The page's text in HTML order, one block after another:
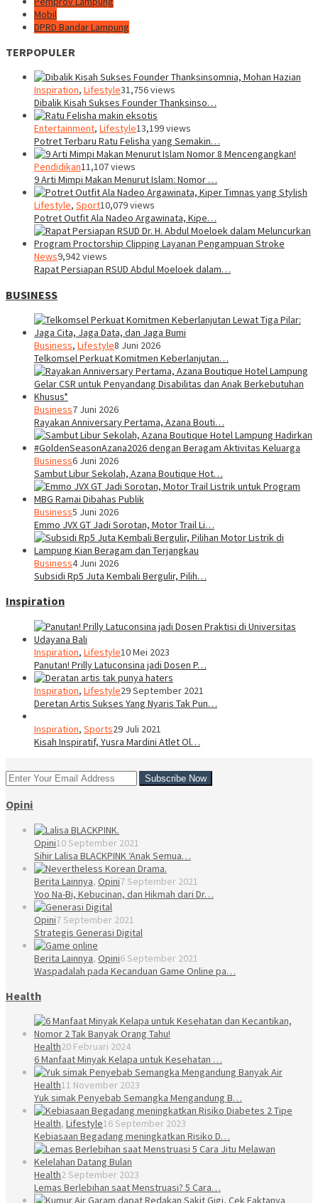
Mobil
DPRD Bandar Lampung
TERPOPULER
Inspiration, Lifestyle31,756 views
Dibalik Kisah Sukses Founder Thanksinso…
Entertainment, Lifestyle13,199 views
Potret Terbaru Ratu Felisha yang Semakin…
Pendidikan11,107 views
9 Arti Mimpi Makan Menurut Islam: Nomor …
Lifestyle, Sport10,079 views
Potret Outfit Ala Nadeo Argawinata, Kipe…
News9,942 views
Rapat Persiapan RSUD Abdul Moeloek dalam…
BUSINESS
Business, Lifestyle8 Juni 2026
Telkomsel Perkuat Komitmen Keberlanjutan…
Business7 Juni 2026
Rayakan Anniversary Pertama, Azana Bouti…
Business6 Juni 2026
Sambut Libur Sekolah, Azana Boutique Hot…
Business5 Juni 2026
Emmo JVX GT Jadi Sorotan, Motor Trail Li…
Business4 Juni 2026
Subsidi Rp5 Juta Kembali Bergulir, Pilih…
Inspiration
Inspiration, Lifestyle10 Mei 2023
Panutan! Prilly Latuconsina jadi Dosen P…
Inspiration, Lifestyle29 September 2021
Deretan Artis Sukses Yang Nyaris Tak Pun…
Inspiration, Sports29 Juli 2021
Kisah Inspiratif, Yusra Mardini Atlet Ol…
Opini
Opini10 September 2021
Sihir Lalisa BLACKPINK ‘Anak Semua…
Berita Lainnya, Opini7 September 2021
Yoo Na-Bi, Kebucinan, dan Hikmah dari Dr…
Opini7 September 2021
Strategis Generasi Digital
Berita Lainnya, Opini6 September 2021
Waspadalah pada Kecanduan Game Online pa…
Health
Health20 Februari 2024
6 Manfaat Minyak Kelapa untuk Kesehatan …
Health11 November 2023
Yuk simak Penyebab Semangka Mengandung B…
Health, Lifestyle16 September 2023
Kebiasaan Begadang meningkatkan Risiko D…
Health2 September 2023
Lemas Berlebihan saat Menstruasi? 5 Cara…